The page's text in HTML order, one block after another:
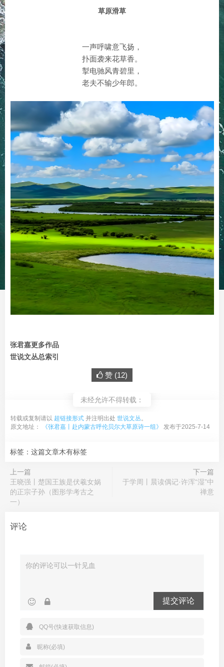
草原滑草
一声呼啸意飞扬，
扑面袭来花草香。
掣电驰风青碧里，
老夫不输少年郎。
张君嘉更多作品
世说文丛总索引
赞 (12)
未经允许不得转载：
转载或复制请以 超链接形式 并注明出处 世说文丛。
原文地址：
《张君嘉丨赴内蒙古呼伦贝尔大草原诗一组》 发布于2025-7-14
标签：这篇文章木有标签
上一篇
王晓强丨楚国王族是伏羲女娲
的正宗子孙（图形学考古之
一）
下一篇
于学周丨晨读偶记·许浑“湿”中
禅意
评论
提交评论